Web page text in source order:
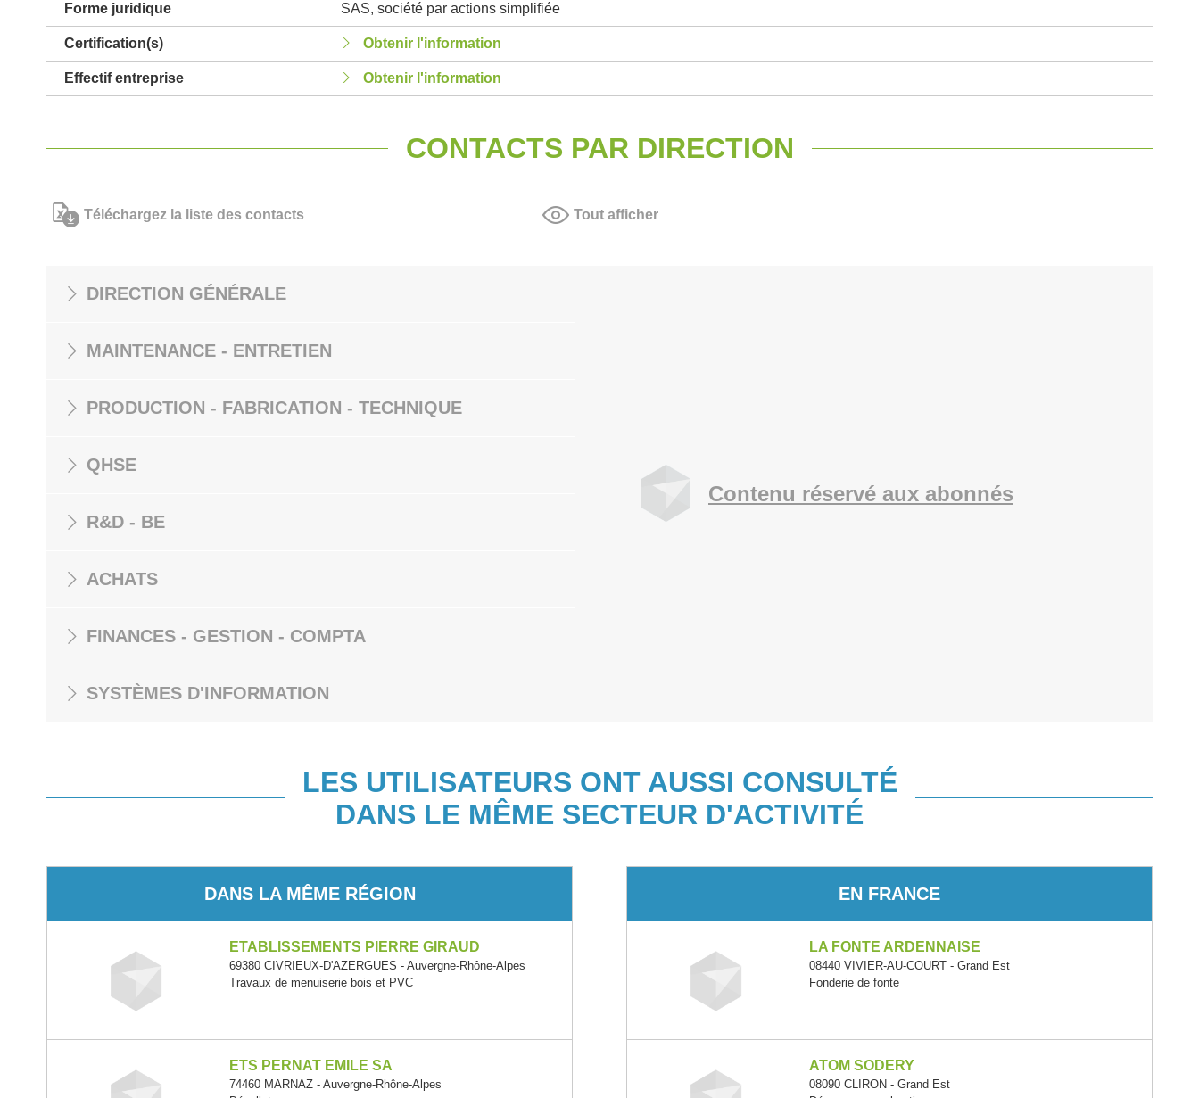
Forme juridique SAS, société par actions simplifiée
Certification(s) Obtenir l'information
Effectif entreprise Obtenir l'information
CONTACTS PAR DIRECTION
Téléchargez la liste des contacts Tout afficher
DIRECTION GÉNÉRALE
MAINTENANCE - ENTRETIEN
PRODUCTION - FABRICATION - TECHNIQUE
QHSE
R&D - BE
ACHATS
FINANCES - GESTION - COMPTA
SYSTÈMES D'INFORMATION
Contenu réservé aux abonnés
LES UTILISATEURS ONT AUSSI CONSULTÉ
DANS LE MÊME SECTEUR D'ACTIVITÉ
DANS LA MÊME RÉGION
ETABLISSEMENTS PIERRE GIRAUD
69380 CIVRIEUX-D'AZERGUES - Auvergne-Rhône-Alpes
Travaux de menuiserie bois et PVC
ETS PERNAT EMILE SA
74460 MARNAZ - Auvergne-Rhône-Alpes
EN FRANCE
LA FONTE ARDENNAISE
08440 VIVIER-AU-COURT - Grand Est
Fonderie de fonte
ATOM SODERY
08090 CLIRON - Grand Est